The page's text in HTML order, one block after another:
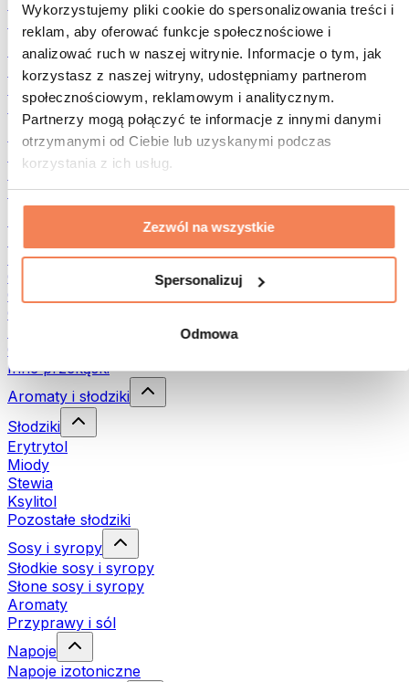
Wykorzystujemy pliki cookie do spersonalizowania treści i
reklam, aby oferować funkcje społecznościowe i
analizować ruch w naszej witrynie. Informacje o tym, jak
korzystasz z naszej witryny, udostępniamy partnerom
społecznościowym, reklamowym i analitycznym.
Partnerzy mogą połączyć te informacje z innymi danymi
otrzymanymi od Ciebie lub uzyskanymi podczas
korzystania z ich usług.
Zezwól na wszystkie
Spersonalizuj
Odmowa
Rośliny strączkowe
Inna żywność fitness
Masła orzechowe
Masło orzechowe 100%
Słodkie masła orzechowe
Masła orzechowe z białkiem
Superfood
Zielone superfoods
Błonnik
Inne superfoods
Suszone mięso
Owoce liofilizowane
Ciastka proteinowe
Chipsy i chrupki
Czekolady
Inne przekąski
Aromaty i słodziki
Słodziki
Erytrytol
Miody
Stewia
Ksylitol
Pozostałe słodziki
Sosy i syropy
Słodkie sosy i syropy
Słone sosy i syropy
Aromaty
Przyprawy i sól
Napoje
Napoje izotoniczne